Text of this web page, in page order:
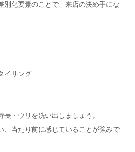
別化要素のことで、来店の決め手にな
イリング
長・ウリを洗い出しましょう。
、当たり前に感じていることが強みで